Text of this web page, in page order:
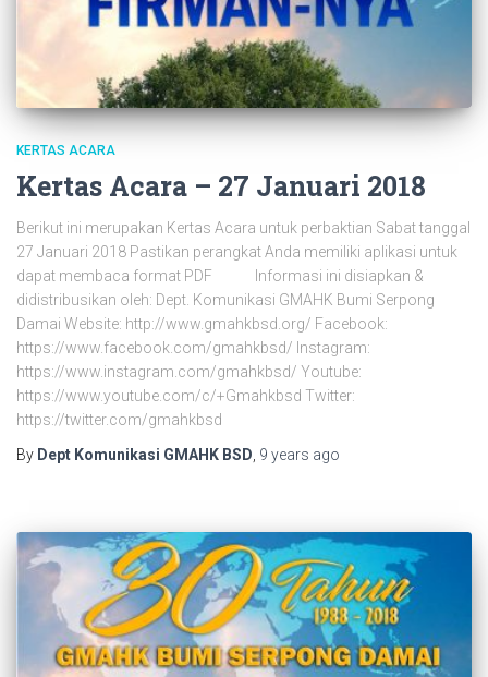
KERTAS ACARA
Kertas Acara – 27 Januari 2018
Berikut ini merupakan Kertas Acara untuk perbaktian Sabat tanggal
27 Januari 2018 Pastikan perangkat Anda memiliki aplikasi untuk
dapat membaca format PDF Informasi ini disiapkan &
didistribusikan oleh: Dept. Komunikasi GMAHK Bumi Serpong
Damai Website: http://www.gmahkbsd.org/ Facebook:
https://www.facebook.com/gmahkbsd/ Instagram:
https://www.instagram.com/gmahkbsd/ Youtube:
https://www.youtube.com/c/+Gmahkbsd Twitter:
https://twitter.com/gmahkbsd
By Dept Komunikasi GMAHK BSD, 9 years ago